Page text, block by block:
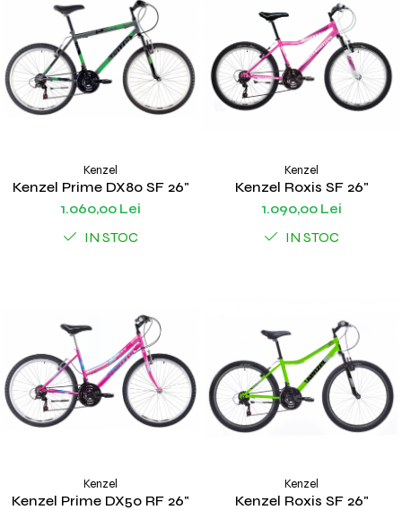
Kenzel
Kenzel Prime DX80 SF 26"
1.060,00 Lei
IN STOC
Kenzel
Kenzel Roxis SF 26"
1.090,00 Lei
IN STOC
Kenzel
Kenzel Prime DX50 RF 26"
Kenzel
Kenzel Roxis SF 26"